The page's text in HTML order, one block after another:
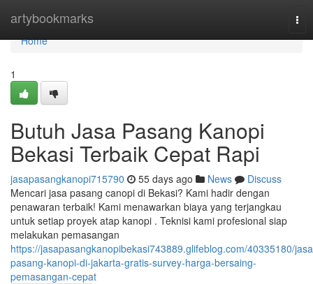
artybookmarks
Home
Home
1
Butuh Jasa Pasang Kanopi
Bekasi Terbaik Cepat Rapi
jasapasangkanopi715790 55 days ago News
Discuss
Mencari jasa pasang canopi di Bekasi? Kami hadir dengan
penawaran terbaik! Kami menawarkan biaya yang terjangkau
untuk setiap proyek atap kanopi . Teknisi kami profesional siap
melakukan pemasangan
https://jasapasangkanopibekasi743889.glifeblog.com/40335180/
pasang-kanopi-di-jakarta-gratis-survey-harga-bersaing-
pemasangan-cepat